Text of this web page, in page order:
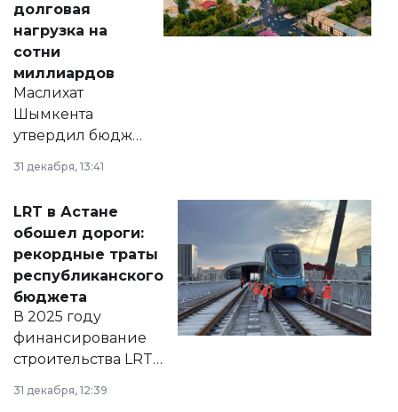
долговая
нагрузка на
сотни
миллиардов
Маслихат
Шымкента
утвердил бюджет
города на 2026–
2028 годы.
документ
появился в базе
нормативных
правовых актов и
на сайте маслихат
города.
31 декабря, 13:41
LRT в Астане
обошел дороги:
рекордные траты
республиканского
бюджета
В 2025 году
финансирование
строительства LRT
в Астане из
республиканского
31 декабря, 12:39